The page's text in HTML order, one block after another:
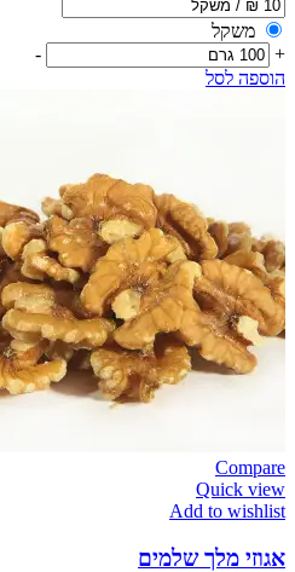
משקל
+
-
הוספה לסל
Compare
Quick view
Add to wishlist
אגוזי מלך שלמים